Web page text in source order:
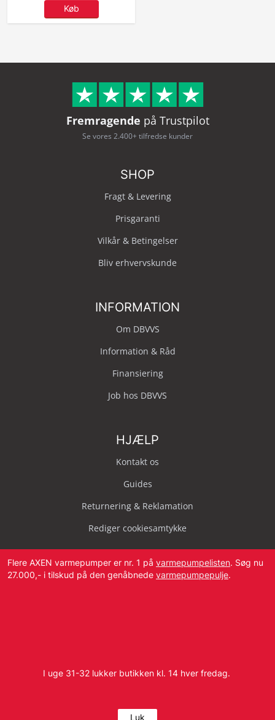
Køb
Fremragende på Trustpilot
Se vores 2.400+ tilfredse kunder
SHOP
Fragt & Levering
Prisgaranti
Vilkår & Betingelser
Bliv erhvervskunde
INFORMATION
Om DBVVS
Information & Råd
Finansiering
Job hos DBVVS
HJÆLP
Kontakt os
Guides
Returnering & Reklamation
Rediger cookiesamtykke
E-mail:info@dbvvs.dk
Flere AXEN varmepumper er nr. 1 på varmepumpelisten. Søg nu
27.000,- i tilskud på den genåbnede varmepumpepulje.
I uge 31-32 lukker butikken kl. 14 hver fredag.
Luk